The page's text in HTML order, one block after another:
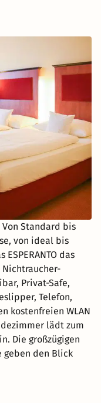
Standard bis
von ideal bis
das
Nichtraucher-
Privat-Safe,
Telefon,
kostenfreien WLAN
lädt zum
Die großzügigen
geben den Blick